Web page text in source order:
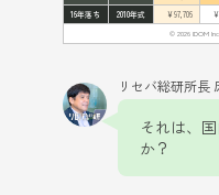
16年落ち
2010年式 ¥97,706
© 2026 IDOM
リセバ総研所長
それは、
か？